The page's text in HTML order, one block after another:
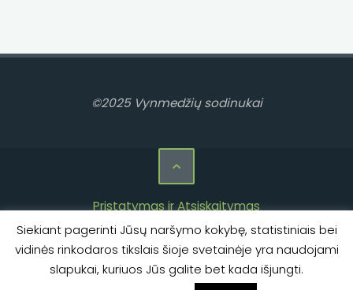
©2025 Vynmedžių sodinukai
Pristatymas ir Atsiskaitymas
Privatumo politika
Taisyklės ir sąlygos
Kontaktai
Siekiant pagerinti Jūsų naršymo kokybę, statistiniais bei
vidinės rinkodaros tikslais šioje svetainėje yra naudojami
slapukai, kuriuos Jūs galite bet kada išjungti.